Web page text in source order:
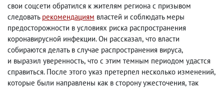
свои соцсети обратился к жителям региона с призывом
следовать рекомендациям властей и соблюдать меры
предосторожности в условиях риска распространения
коронавирусной инфекции. Он рассказал, что власти
собираются делать в случае распространения вируса,
и выразил уверенность, что с этим темным периодом удастся
справиться. После этого указ претерпел несколько изменений,
которые были направлены как в сторону ужесточения, так